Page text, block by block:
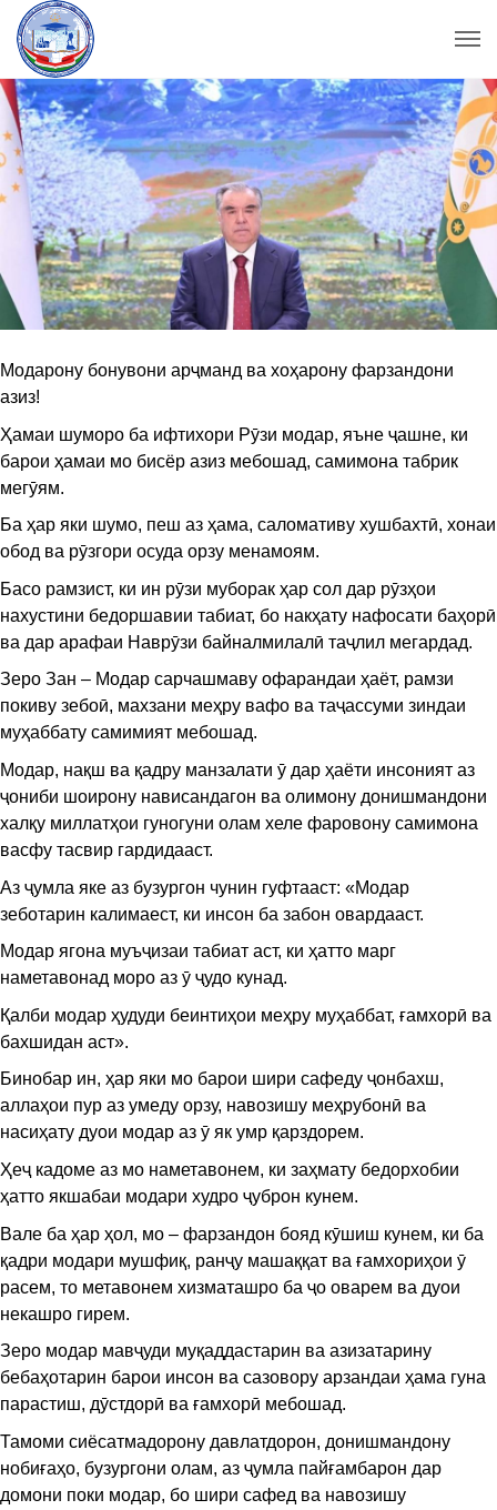
Модарону бонувони арҷманд ва хоҳарону фарзандони
aзиз!
Ҳамаи шуморо ба ифтихори Рӯзи модар, яъне ҷашне, ки
барои ҳамаи мо бисёр азиз мебошад, самимона табрик
мегӯям.
Ба ҳар яки шумо, пеш аз ҳама, саломативу хушбахтӣ, хонаи
обод ва рӯзгори осуда орзу менамоям.
Басо рамзист, ки ин рӯзи муборак ҳар сол дар рӯзҳои
нахустини бедоршавии табиат, бо накҳату нафосати баҳорӣ
ва дар арафаи Наврӯзи байналмилалӣ таҷлил мегардад.
Зеро Зан – Модар сарчашмаву офарандаи ҳаёт, рамзи
покиву зебоӣ, махзани меҳру вафо ва таҷассуми зиндаи
муҳаббату самимият мебошад.
Модар, нақш ва қадру манзалати ӯ дар ҳаёти инсоният аз
ҷониби шоирону нависандагон ва олимону донишмандони
халқу миллатҳои гуногуни олам хеле фаровону самимона
васфу тасвир гардидааст.
Аз ҷумла яке аз бузургон чунин гуфтааст: «Модар
зеботарин калимаест, ки инсон ба забон овардааст.
Модар ягона муъҷизаи табиат аст, ки ҳатто марг
наметавонад моро аз ӯ ҷудо кунад.
Қалби модар ҳудуди беинтиҳои меҳру муҳаббат, ғамхорӣ ва
бахшидан аст».
Бинобар ин, ҳар яки мо барои шири сафеду ҷонбахш,
аллаҳои пур аз умеду орзу, навозишу меҳрубонӣ ва
насиҳату дуои модар аз ӯ як умр қарздорем.
Ҳеҷ кадоме аз мо наметавонем, ки заҳмату бедорхобии
ҳатто якшабаи модари худро ҷуброн кунем.
Вале ба ҳар ҳол, мо – фарзандон бояд кӯшиш кунем, ки ба
қадри модари мушфиқ, ранҷу машаққат ва ғамхориҳои ӯ
расем, то метавонем хизматашро ба ҷо оварем ва дуои
некашро гирем.
Зеро модар мавҷуди муқаддастарин ва азизатарину
бебаҳотарин барои инсон ва сазовору арзандаи ҳама гуна
парастиш, дӯстдорӣ ва ғамхорӣ мебошад.
Тамоми сиёсатмадорону давлатдорон, донишмандону
нобиғаҳо, бузургони олам, аз ҷумла пайғамбарон дар
домони поки модар, бо шири сафед ва навозишу